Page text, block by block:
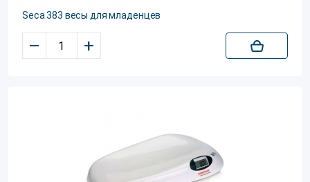
Seca 383 весы для младенцев
– +